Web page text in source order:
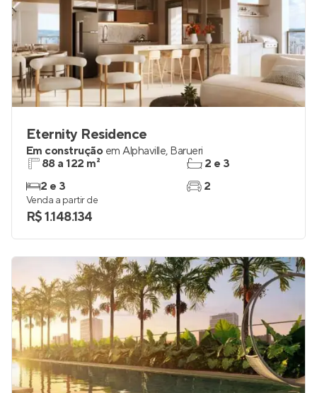
Eternity Residence
Em construção em Alphaville, Barueri
88 a 122 m²
2 e 3
2 e 3
2
Venda a partir de
R$ 1.148.134